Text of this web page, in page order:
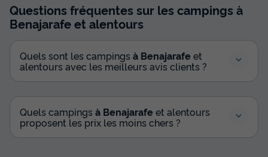
Questions fréquentes sur les campings à
Benajarafeet alentours
Quels sont les campings à Benajarafe et
alentours avec les meilleurs avis clients ?
Quels campings à Benajarafe et alentours
proposent les prix les moins chers ?